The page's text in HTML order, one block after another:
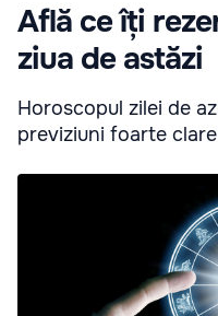
Află ce îți
ziua de astăzi
Horoscopul zilei de
previziuni foarte